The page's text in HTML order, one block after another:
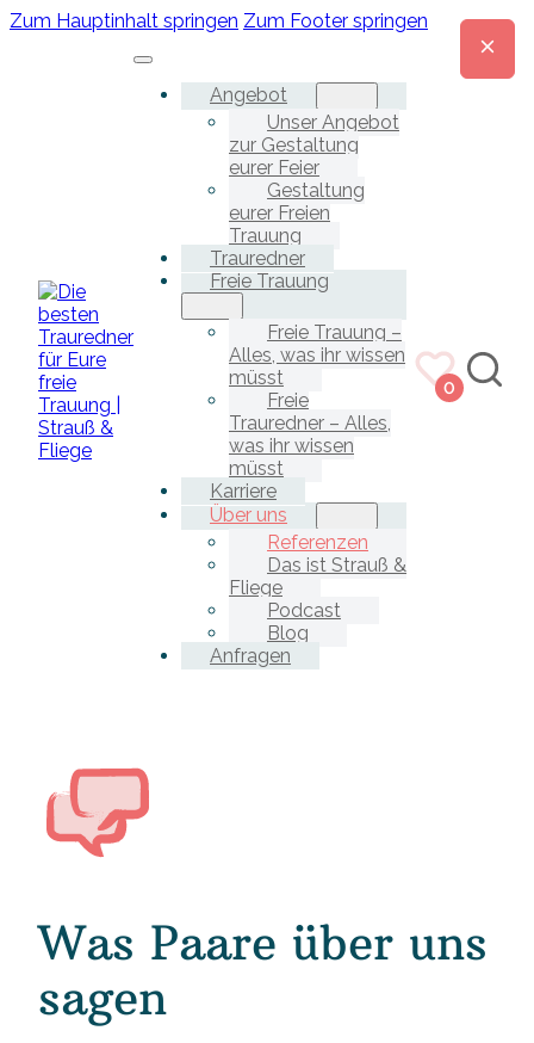
Zum Hauptinhalt springen Zum Footer springen
Angebot
Unser Angebot
zur Gestaltung
eurer Feier
Gestaltung
eurer Freien
Trauung
Trauredner
Freie Trauung
Freie Trauung –
Alles, was ihr wissen
müsst
Freie
Trauredner – Alles,
was ihr wissen
müsst
Karriere
Über uns
Referenzen
Das ist Strauß &
Fliege
Podcast
Blog
Anfragen
0
Was Paare über uns
sagen